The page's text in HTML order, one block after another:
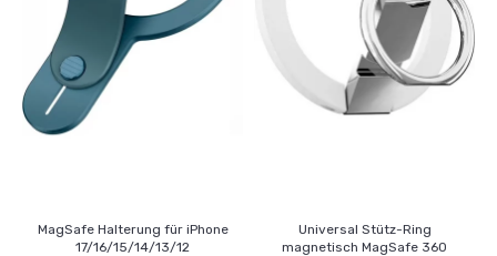
MagSafe Halterung für iPhone
17/16/15/14/13/12
Universal Stütz-Ring
magnetisch MagSafe 360